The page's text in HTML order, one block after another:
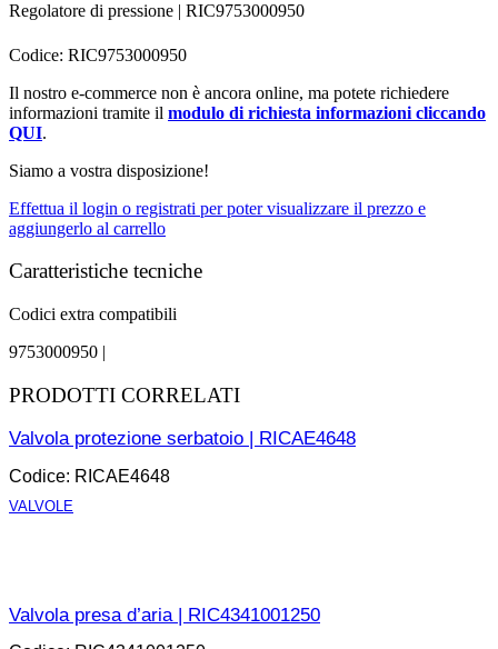
Regolatore di pressione | RIC9753000950
Codice: RIC9753000950
Il nostro e-commerce non è ancora online, ma potete richiedere
informazioni tramite il modulo di richiesta informazioni cliccando
QUI.
Siamo a vostra disposizione!
Effettua il login o registrati per poter visualizzare il prezzo e
aggiungerlo al carrello
Caratteristiche tecniche
Codici extra compatibili
9753000950 |
PRODOTTI CORRELATI
Valvola protezione serbatoio | RICAE4648
Codice: RICAE4648
VALVOLE
Valvola presa d’aria | RIC4341001250